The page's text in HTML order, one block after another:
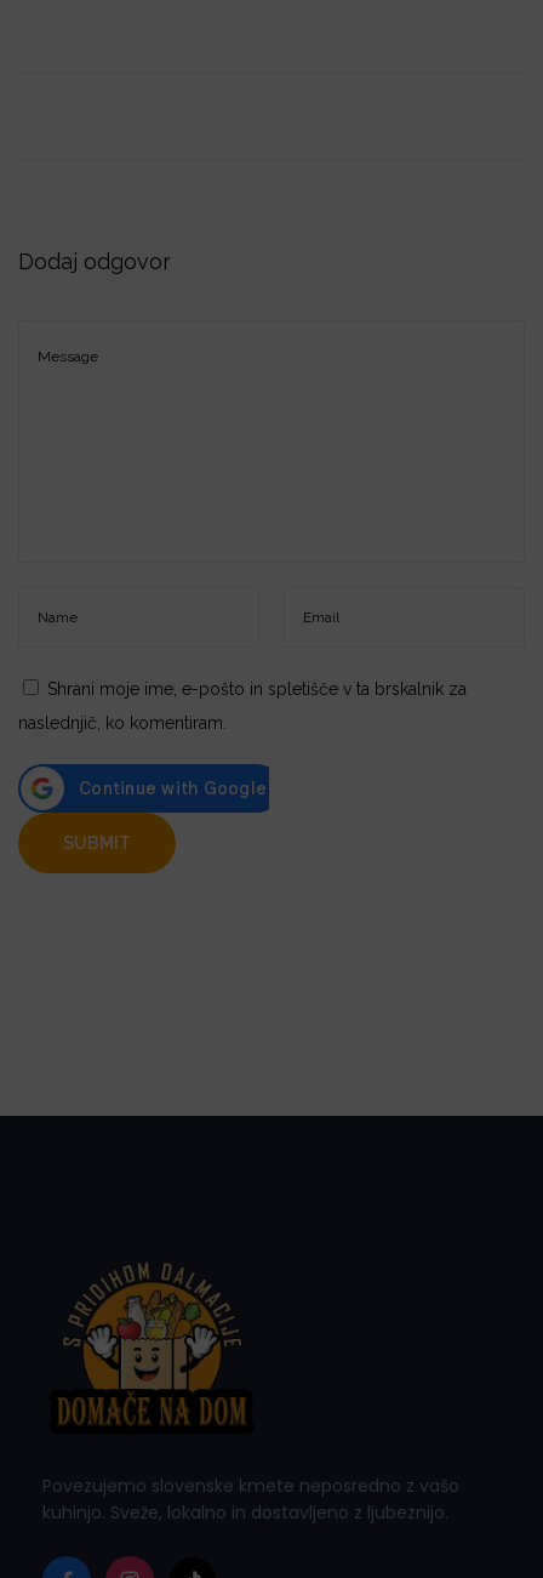
Dodaj odgovor
Shrani moje ime, e-pošto in spletišče v ta brskalnik za
naslednjič, ko komentiram.
Povezujemo slovenske kmete neposredno z vašo
kuhinjo. Sveže, lokalno in dostavljeno z ljubeznijo.